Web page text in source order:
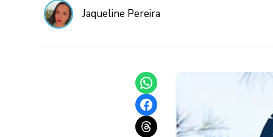
Jaqueline Pereira
Share on WhatsApp
Share on Facebook
Share on Threads